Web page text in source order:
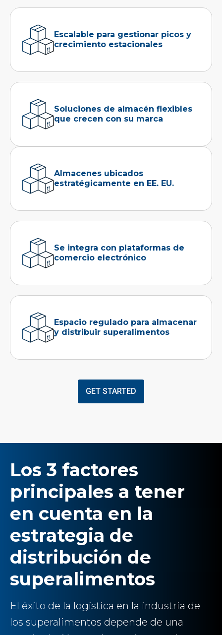
Escalable para gestionar picos y
crecimiento estacionales
Soluciones de almacén flexibles
que crecen con su marca
Almacenes ubicados
estratégicamente en EE. EU.
Se integra con plataformas de
comercio electrónico
Espacio regulado para almacenar
y distribuir superalimentos
GET STARTED
Los 3 factores
principales a tener
en cuenta en la
estrategia de
distribución de
superalimentos
El éxito de la logística en la industria de
los superalimentos depende de una